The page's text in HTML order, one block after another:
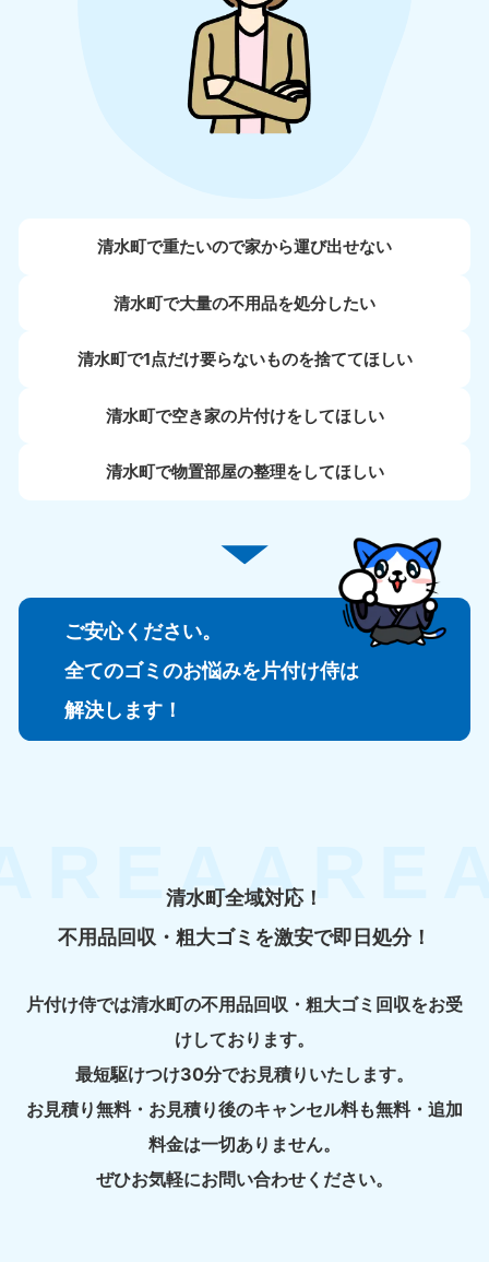
清水町で重たいので家から運び出せない
清水町で大量の不用品を処分したい
清水町で1点だけ要らないものを捨ててほしい
清水町で空き家の片付けをしてほしい
清水町で物置部屋の整理をしてほしい
ご安心ください。
全てのゴミのお悩みを片付け侍は
解決します！
清水町全域対応！
不用品回収・粗大ゴミを激安で即日処分！
片付け侍では清水町の不用品回収・粗大ゴミ回収をお受
けしております。
最短駆けつけ30分でお見積りいたします。
お見積り無料・お見積り後のキャンセル料も無料・追加
料金は一切ありません。
ぜひお気軽にお問い合わせください。